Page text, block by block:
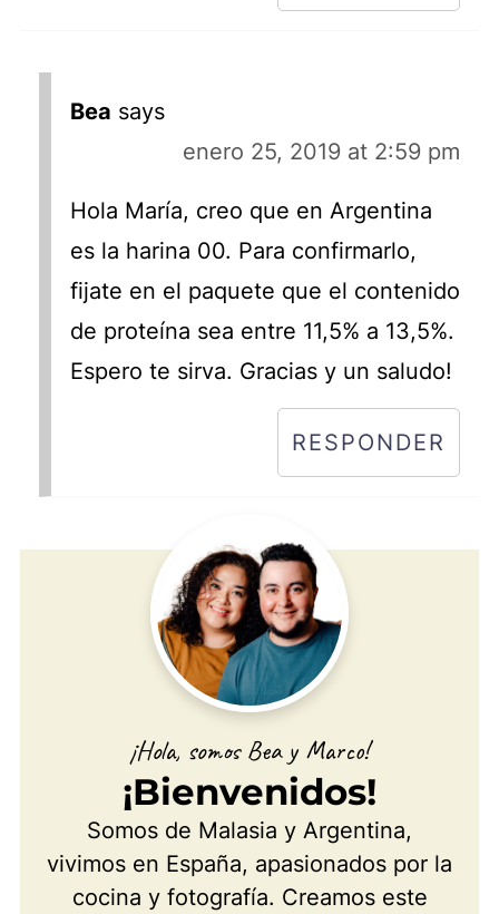
Bea says
enero 25, 2019 at 2:59 pm
Hola María, creo que en Argentina
es la harina 00. Para confirmarlo,
fijate en el paquete que el contenido
de proteína sea entre 11,5% a 13,5%.
Espero te sirva. Gracias y un saludo!
RESPONDER
¡Hola, somos Bea y Marco!
¡Bienvenidos!
Somos de Malasia y Argentina,
vivimos en España, apasionados por la
cocina y fotografía. Creamos este